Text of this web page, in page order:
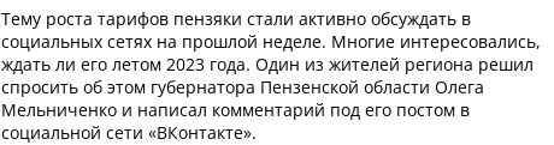
Тему роста тарифов пензяки стали активно обсуждать в
социальных сетях на прошлой неделе. Многие интересовались,
ждать ли его летом 2023 года. Один из жителей региона решил
спросить об этом губернатора Пензенской области Олега
Мельниченко и написал комментарий под его постом в
социальной сети «ВКонтакте».